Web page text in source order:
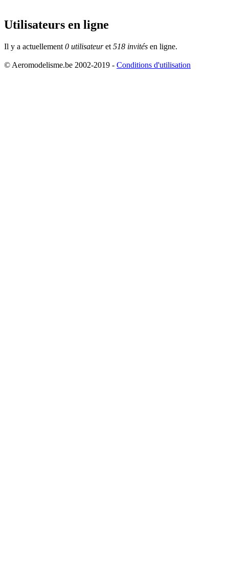
Utilisateurs en ligne
Il y a actuellement 0 utilisateuret 518 invités en ligne.
© Aeromodelisme.be 2002-2019 - Conditions d'utilisation